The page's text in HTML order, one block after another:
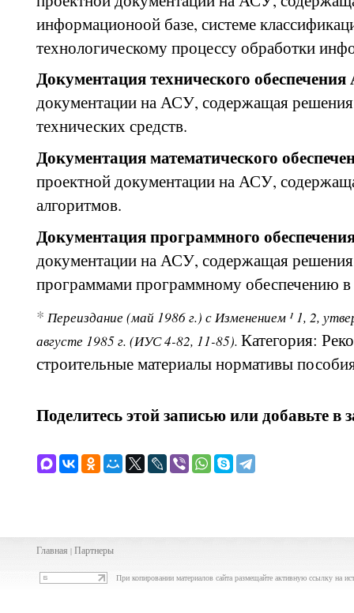
информационоой базе, системе
технологическому процессу обработки
Документация технического
документации на АСУ, содержащая
технических средств.
Документация математического
проектной документации на АСУ,
алгоритмов.
Документация программного
документации на АСУ, содержащая
программами программному обеспечению
* Переиздание (май 1986 г.) с Изменением ¹ 1, 2,
августе 1985 г. (ИУС 4-82, 11-85).Категория:
строительные материалы нормативы
Поделитесь этой записью или добавьте в
Главная |Партнеры
При копировании материалов сайта размещайте активную ссылку на